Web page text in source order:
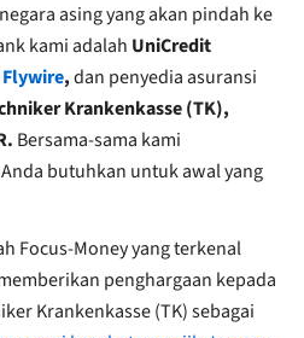
asing yang akan pindah ke
kami adalah UniCredit
Flywire,dan penyedia asuransi
Krankenkasse (TK),
Bersama-sama kami
butuhkan untuk awal yang
Focus-Money yang terkenal
penghargaan kepada
Krankenkasse (TK) sebagai